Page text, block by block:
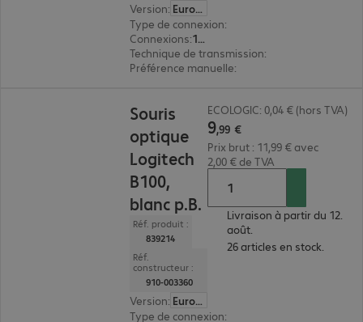
Version:
Europe
Type de connexion:
Connexions: 1 x USB type A
Technique de transmission:
Préférence manuelle:
Souris
optique
Logitech
B100,
blanc p.B.
Réf. produit :
839214
Réf.
constructeur :
910-003360
Version:
Europe
Type de connexion:
ECOLOGIC: 0,04 € (hors TVA)
9,99 €
Prix brut : 11,99 € avec
2,00 € de TVA
Livraison à partir du 12.
août.
26 articles en stock.